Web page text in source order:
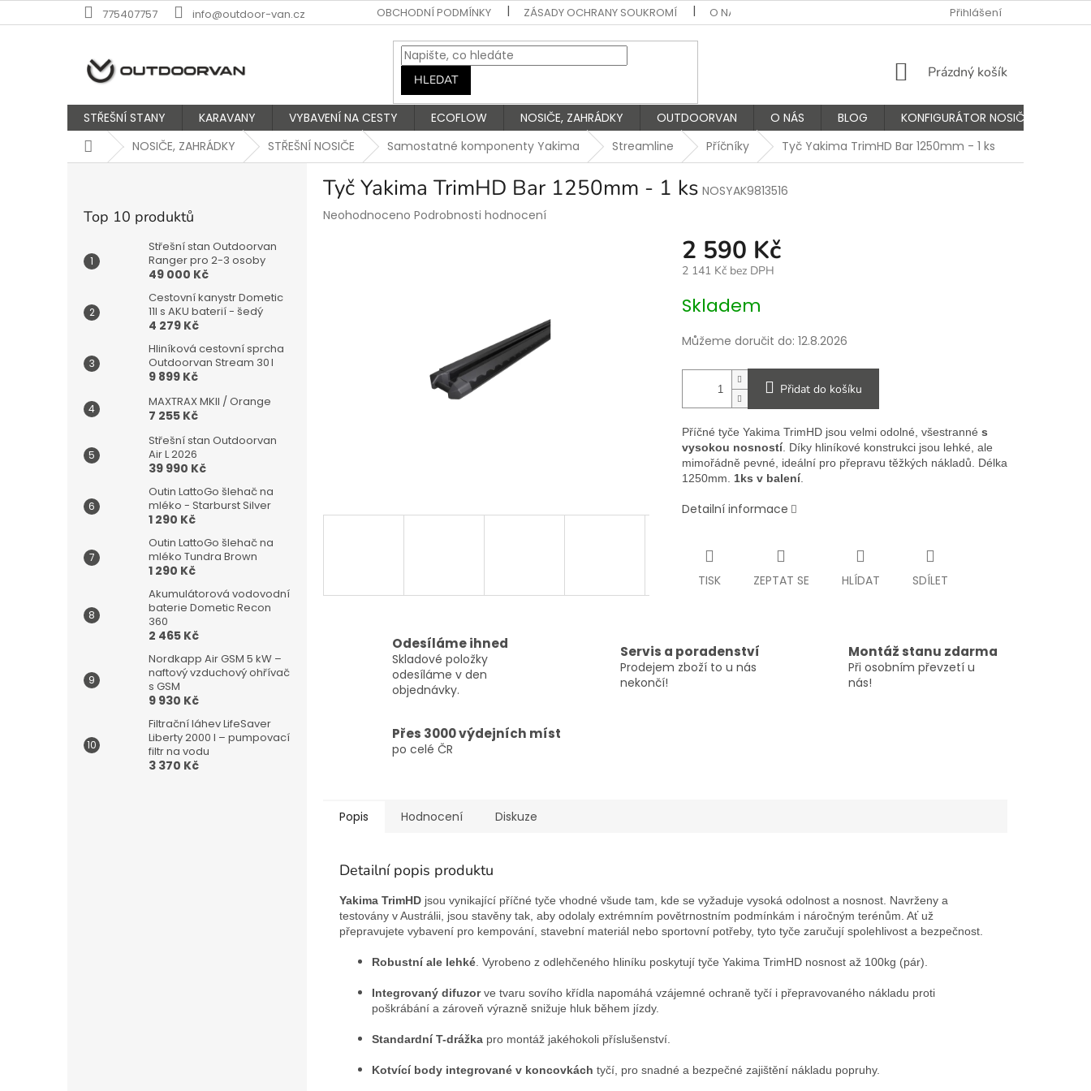
na
775407757 info@outdoor-van.cz OBCHODNÍ PODMÍNKY ZÁSADY OCHRANY SOUKROMÍ O NÁS VÝMĚNA A VRÁCENÍ ZBOŽÍ
Přihlášení
HLEDAT
NÁKUPNÍ
Prázdný košík
STŘEŠNÍ STANY KARAVANY VYBAVENÍ NA CESTY ECOFLOW NOSIČE, ZAHRÁDKY OUTDOORVAN O NÁS BLOG
KONFIGURÁTOR NOSIČŮ
DomůNOSIČE, ZAHRÁDKY STŘEŠNÍ NOSIČE Samostatné komponenty Yakima Streamline Příčníky Tyč Yakima TrimHD Bar 1250mm - 1 ks
Top 10 produktů
Střešní stan Outdoorvan
Ranger pro 2-3 osoby
49 000 Kč
Cestovní kanystr Dometic
11l s AKU baterií - šedý
4 279 Kč
Hliníková cestovní sprcha
Outdoorvan Stream 30 l
9 899 Kč
MAXTRAX MKII / Orange
7 255 Kč
Střešní stan Outdoorvan
Air L 2026
39 990 Kč
Outin LattoGo šlehač na
mléko - Starburst Silver
1 290 Kč
Outin LattoGo šlehač na
mléko Tundra Brown
1 290 Kč
Akumulátorová vodovodní
baterie Dometic Recon
360
2 465 Kč
Nordkapp Air GSM 5 kW –
naftový vzduchový ohřívač
s GSM
9 930 Kč
Filtrační láhev LifeSaver
Liberty 2000 l – pumpovací
filtr na vodu
3 370 Kč
Tyč Yakima TrimHD Bar 1250mm - 1 ks NOSYAK9813516
Průměrné
Neohodnoceno Podrobnosti hodnocení
2 590 Kč
2 141 Kč bez DPH
cena:
Skladem
Můžeme doručit do: 12.8.2026
Přidat do košíku
Příčné tyče Yakima TrimHD jsou velmi odolné, všestranné s
vysokou nosností. Díky hliníkové konstrukci jsou lehké, ale
mimořádně pevné, ideální pro přepravu těžkých nákladů. Délka
1250mm. 1ks v balení.
Detailní informace
TISK ZEPTAT SE HLÍDAT SDÍLET
Odesíláme ihned
Skladové položky
odesíláme v den
objednávky.
Servis a poradenství
Prodejem zboží to u nás
nekončí!
Montáž stanu zdarma
Při osobním převzetí u
nás!
Přes 3000 výdejních míst
po celé ČR
Popis Hodnocení Diskuze
Detailní popis produktu
Yakima TrimHD jsou vynikající příčné tyče vhodné všude tam, kde se vyžaduje vysoká odolnost a nosnost. Navrženy a
testovány v Austrálii, jsou stavěny tak, aby odolaly extrémním povětrnostním podmínkám i náročným terénům. Ať už
přepravujete vybavení pro kempování, stavební materiál nebo sportovní potřeby, tyto tyče zaručují spolehlivost a bezpečnost.
Robustní ale lehké. Vyrobeno z odlehčeného hliníku poskytují tyče Yakima TrimHD nosnost až 100kg (pár).
Integrovaný difuzorve tvaru sovího křídla napomáhá vzájemné ochraně tyčí i přepravovaného nákladu proti
poškrábání a zároveň výrazně snižuje hluk během jízdy.
Standardní T-drážka pro montáž jakéhokoli příslušenství.
Kotvící body integrované v koncovkách tyčí, pro snadné a bezpečné zajištění nákladu popruhy.